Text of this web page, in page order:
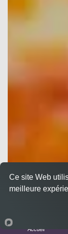
Accueil
Ce site Web
meilleure